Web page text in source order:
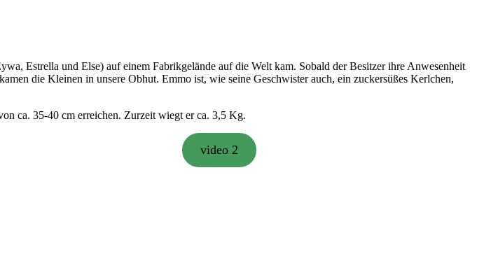
Estrella und Else) auf einem Fabrikgelände auf die Welt kam. Sobald der Besitzer ihre Anwesenheit
die Kleinen in unsere Obhut. Emmo ist, wie seine Geschwister auch, ein zuckersüßes Kerlchen,
ca. 35-40 cm erreichen. Zurzeit wiegt er ca. 3,5 Kg.
video 2